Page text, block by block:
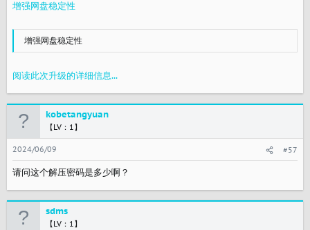
增强网盘稳定性
增强网盘稳定性
阅读此次升级的详细信息...
kobetangyuan
【LV：1】
2024/06/09 #57
请问这个解压密码是多少啊？
sdms
【LV：1】